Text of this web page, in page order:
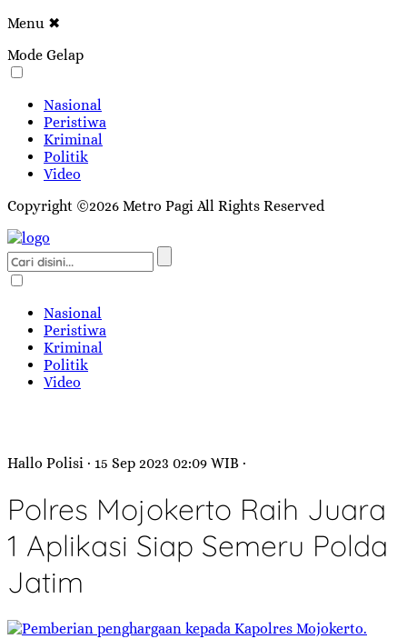
Menu ✖
Mode Gelap
Nasional
Peristiwa
Kriminal
Politik
Video
Copyright ©2026 Metro Pagi All Rights Reserved
Nasional
Peristiwa
Kriminal
Politik
Video
Hallo Polisi · 15 Sep 2023 02:09 WIB ·
Polres Mojokerto Raih Juara
1 Aplikasi Siap Semeru Polda
Jatim